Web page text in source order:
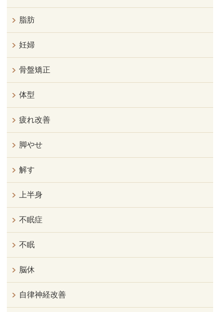
脂肪
妊婦
骨盤矯正
体型
疲れ改善
脚やせ
解す
上半身
不眠症
不眠
脳休
自律神経改善